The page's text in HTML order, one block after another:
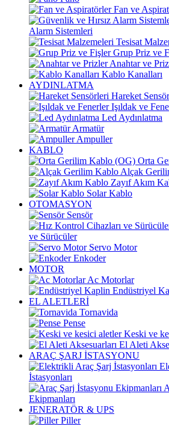
Fan ve
Alarm Sistemleri
Tesisat
Grup Priz ve
Anahtar ve
Kablo Kanalları
AYDINLATMA
Hareket
Işıldak ve
Led Aydınlatma
Armatür
Ampuller
KABLO
Orta
Alçak
Zayıf Akım
Solar Kablo
OTOMASYON
Sensör
ve Sürücüler
Servo Motor
Enkoder
MOTOR
Ac Motorlar
Endüstriyel
EL ALETLERİ
Tornavida
Pense
Keski ve
El Aleti
ARAÇ ŞARJ İSTASYONU
İstasyonları
Ekipmanları
JENERATÖR & UPS
Piller